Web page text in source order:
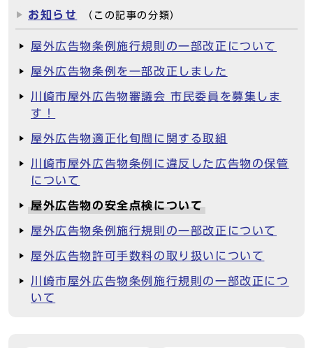
お知らせ （この記事の分類）
屋外広告物条例施行規則の一部改正について
屋外広告物条例を一部改正しました
川崎市屋外広告物審議会 市民委員を募集しま
す！
屋外広告物適正化旬間に関する取組
川崎市屋外広告物条例に違反した広告物の保管
について
屋外広告物の安全点検について
屋外広告物条例施行規則の一部改正について
屋外広告物許可手数料の取り扱いについて
川崎市屋外広告物条例施行規則の一部改正につ
いて